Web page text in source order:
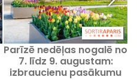
Parīzē nedēļas nogalē no
7. līdz 9. augustam:
izbraucienu pasākumu